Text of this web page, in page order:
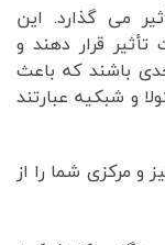
می گذارد. این
قرار دهند و
باشند که باعث
و شبکیه عبارتند
و مرکزی شما را از